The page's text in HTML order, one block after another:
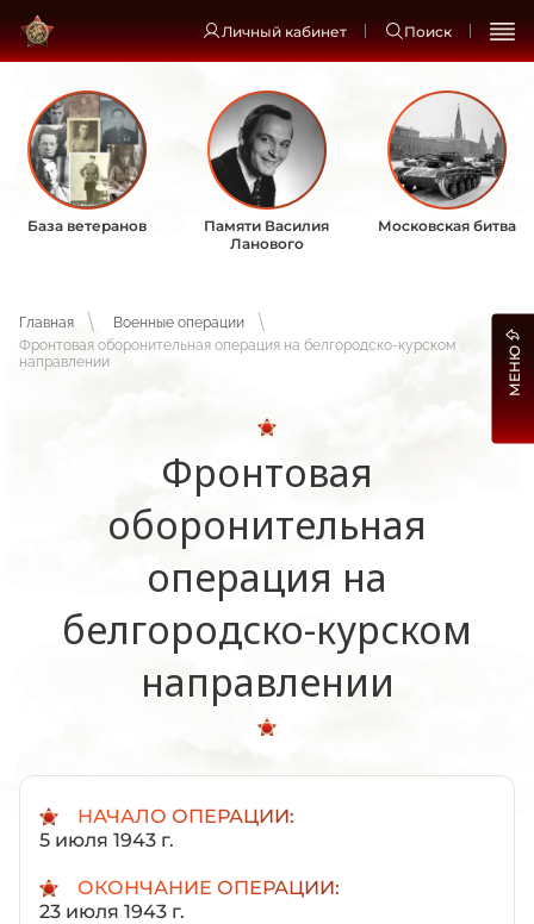
Личный кабинет Поиск
База ветеранов
Памяти Василия
Ланового
Московская битва
Главная
Военные операции
Фронтовая оборонительная операция на белгородско-курском
направлении
Фронтовая
оборонительная
операция на
белгородско-курском
направлении
НАЧАЛО ОПЕРАЦИИ:
5 июля 1943 г.
ОКОНЧАНИЕ ОПЕРАЦИИ:
23 июля 1943 г.
МЕНЮ